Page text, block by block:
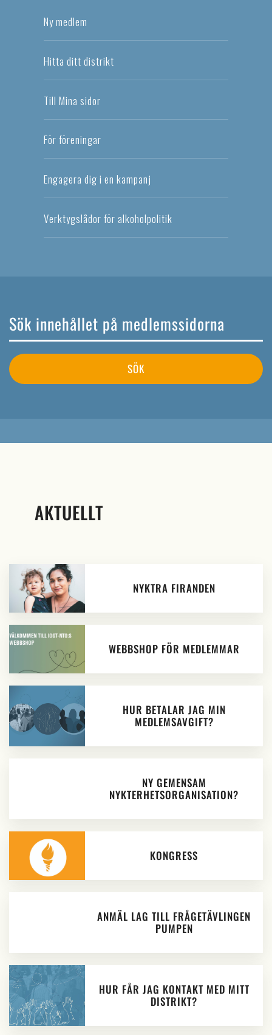
Ny medlem
Hitta ditt distrikt
Till Mina sidor
För föreningar
Engagera dig i en kampanj
Verktygslådor för alkoholpolitik
SÖK
AKTUELLT
NYKTRA FIRANDEN
WEBBSHOP FÖR MEDLEMMAR
HUR BETALAR JAG MIN
MEDLEMSAVGIFT?
NY GEMENSAM
NYKTERHETSORGANISATION?
KONGRESS
ANMÄL LAG TILL FRÅGETÄVLINGEN
PUMPEN
HUR FÅR JAG KONTAKT MED MITT
DISTRIKT?